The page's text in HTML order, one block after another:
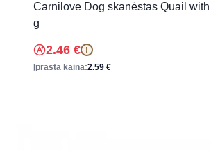
Carnilove Dog skanėstas Quail
g
2.46 € !
Įprasta kaina:2.59 €